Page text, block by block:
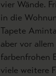
vier Wände.
in die
Tapete
aber vor
farbenfrohen
viele weitere